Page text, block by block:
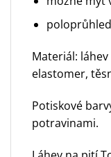
Materiál:
elastomer,
Potiskové
potravinami.